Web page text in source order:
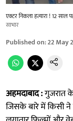
एक्टर निकला हत्यारा ! 12
साभार
Published on:22 May
अहमदाबाद :गुजरात
जिसके बारे में किसी